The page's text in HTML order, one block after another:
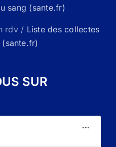
sang (sante.fr)
rdv / Liste des collectes
(sante.fr)
SUR